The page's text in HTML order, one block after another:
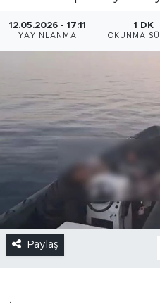
12.05.2026 - 17:11
YAYINLANMA
1 DK
OKUNMA
Paylaş
.